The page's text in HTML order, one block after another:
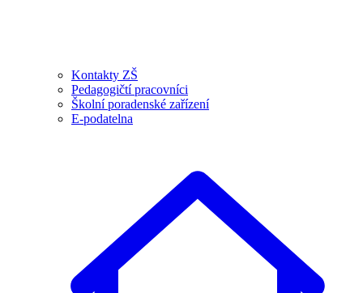
Kontakty ZŠ
Pedagogičtí pracovníci
Školní poradenské zařízení
E-podatelna